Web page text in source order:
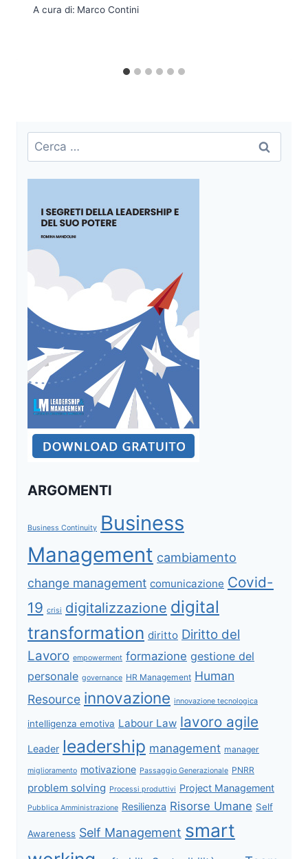
A cura di: Marco Contini
Ricerca
per:
ARGOMENTI
Business Continuity Business
Management cambiamento
change management comunicazione Covid-
19 crisi digitalizzazione digital
transformation diritto Diritto del
Lavoro empowerment formazione gestione del
personale governance HR Management Human
Resource innovazione innovazione tecnologica
intelligenza emotiva Labour Law lavoro agile
Leader leadership management manager
miglioramento motivazione Passaggio Generazionale PNRR
problem solving Processi produttivi Project Management
Pubblica Amministrazione Resilienza Risorse Umane Self
Awareness Self Management smart